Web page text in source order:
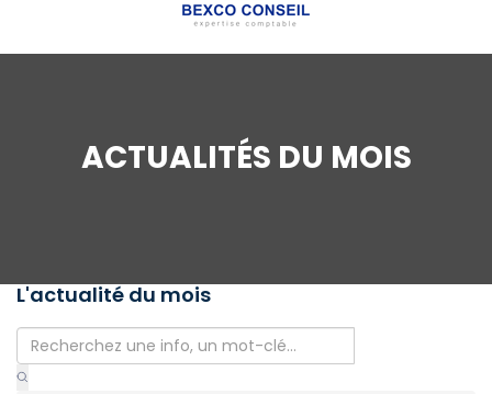
ACTUALITÉS DU MOIS
L'actualité du mois